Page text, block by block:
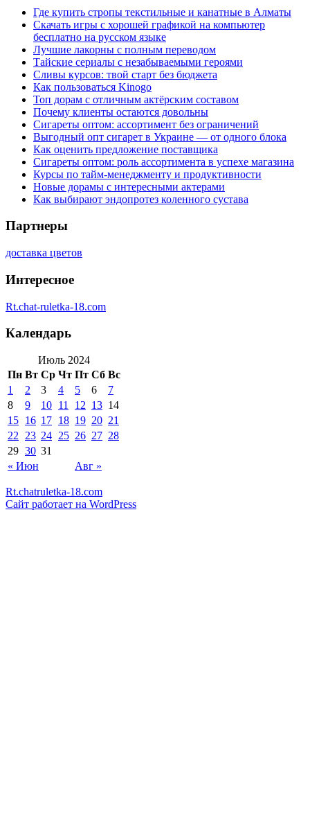
Где купить стропы текстильные и канатные в Алматы
Скачать игры с хорошей графикой на компьютер
бесплатно на русском языке
Лучшие лакорны с полным переводом
Тайские сериалы с незабываемыми героями
Сливы курсов: твой старт без бюджета
Как пользоваться Kinogo
Топ дорам с отличным актёрским составом
Почему клиенты остаются довольны
Сигареты оптом: ассортимент без ограничений
Выгодный опт сигарет в Украине — от одного блока
Как оценить предложение поставщика
Сигареты оптом: роль ассортимента в успехе магазина
Курсы по тайм-менеджменту и продуктивности
Новые дорамы с интересными актерами
Как выбирают эндопротез коленного сустава
Партнеры
доставка цветов
Интересное
Rt.chat-ruletka-18.com
Календарь
Июль 2024
Пн Вт Ср Чт Пт Сб Вс
« Июн Авг »
1 2 3 4 5 6
7
8
9 10 11 12 13 14
15 16 17 18 19 20 21
22
23 24 25 26 27 28
29 30 31
Rt.chatruletka-18.com
Сайт работает на WordPress